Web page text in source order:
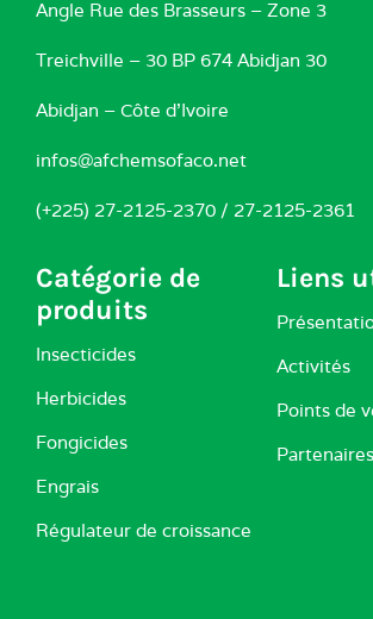
Angle Rue des Brasseurs – Zone 3
Treichville – 30 BP 674 Abidjan 30
Abidjan – Côte d’Ivoire
infos@afchemsofaco.net
(+225) 27-2125-2370 / 27-2125-2361
Catégorie de
produits
Insecticides
Herbicides
Fongicides
Engrais
Régulateur de croissance
Liens
Activités
Points de
Partenaires